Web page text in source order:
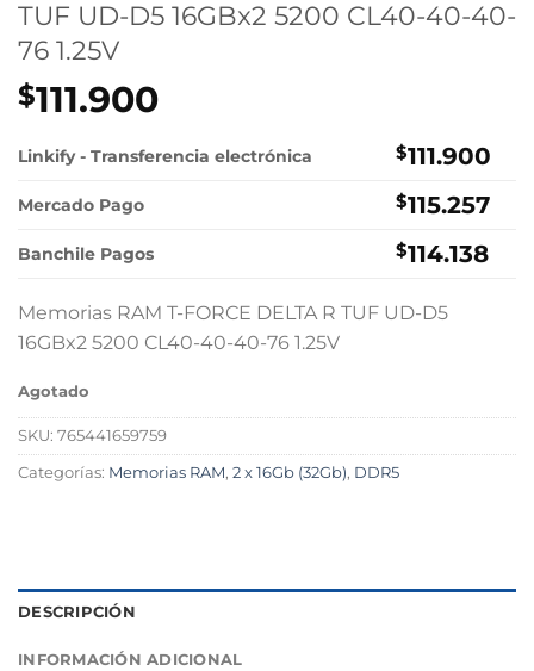
TUF UD-D5 16GBx2 5200 CL40-40-40-
76 1.25V
$111.900
Linkify - Transferencia electrónica $111.900
Mercado Pago $115.257
Banchile Pagos $114.138
Memorias RAM T-FORCE DELTA R TUF UD-D5
16GBx2 5200 CL40-40-40-76 1.25V
Agotado
SKU: 765441659759
Categorías: Memorias RAM, 2 x 16Gb (32Gb), DDR5
DESCRIPCIÓN
INFORMACIÓN ADICIONAL